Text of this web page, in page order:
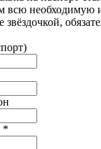
всю
звёздочкой,
*